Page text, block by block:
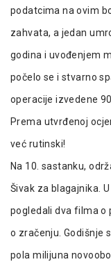
podatcima na ovim
zahvata, a jedan
godina i uvođenjem
počelo se i stvarno
operacije izvedene
Prema utvrđenoj
već rutinski!
Na 10. sastanku,
Šivak za blagajnika.
pogledali dva filma o
o zračenju. Godišnje
pola milijuna